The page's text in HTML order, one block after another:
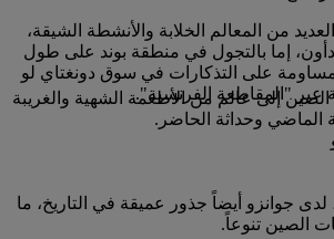
من المعالم الخلابة والأنشطة الشيقة،
إما بالتجول في منطقة بوند على طول
على التذكارات في سوق دونغتاي لو
عبر "المقاطعة الفرنسية".
إلى عالم من الأطعمة الشهية والغريبة
وحداثة الحاضر.
لدى جوانزو أيضاً جذور عميقة في التاريخ، ما
الصين تنوعاً.